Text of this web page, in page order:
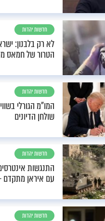
חדשות יהדות
לא רק בלבנון:
הטרור של חמאס
חדשות יהדות
המו"מ הגורלי
שולחן הדיונים
חדשות יהדות
התנגשות
עם איראן מתקדם
חדשות יהדות